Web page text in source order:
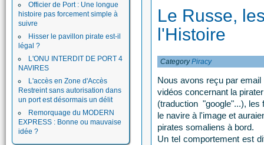
Officier de Port : Une longue
histoire pas forcement simple à
suivre
Hisser le pavillon pirate est-il
légal ?
L'ONU INTERDIT DE PORT 4
NAVIRES
L'accès en Zone d'Accès
Restreint sans autorisation dans
un port est désormais un délit
Remorquage du MODERN
EXPRESS : Bonne ou mauvaise
idée ?
Le Russe,
l'Histoire
CategoryPiracy
Nous avons reçu par
vidéos concernant la
(traduction "google"...),
le navire à l'image et
pirates somaliens à bord.
Un tel comportement est